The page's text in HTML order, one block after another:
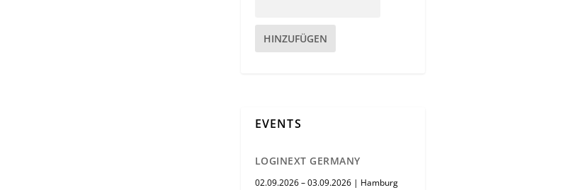
HINZUFÜGEN
EVENTS
LOGINEXT GERMANY
02.09.2026 – 03.09.2026 | Hamburg